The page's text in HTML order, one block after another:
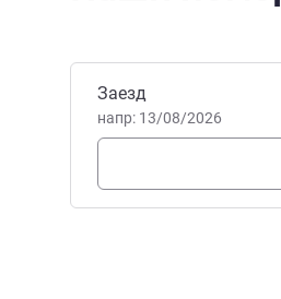
Забронировать
Заезд
напр: 13/08/2026